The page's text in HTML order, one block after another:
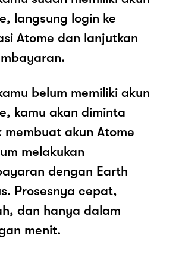
langsung login ke
Atome dan lanjutkan
belum memiliki akun
kamu akan diminta
membuat akun Atome
melakukan
dengan Earth
Prosesnya cepat,
dan hanya dalam
menit.